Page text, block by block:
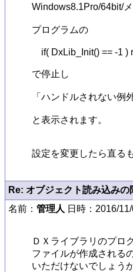
Windows8.1Pro/64bit/
プログラムの
if( DxLib_Init() == -1 )
で停止し
「ハンドルされない
と表示されます。
設定を変更したら直る
Re: オブジェクト読み込みの
名前： 管理人 日時：2016/
ＤＸライブラリのプロ
ファイルが作成される
いただけないでしょう